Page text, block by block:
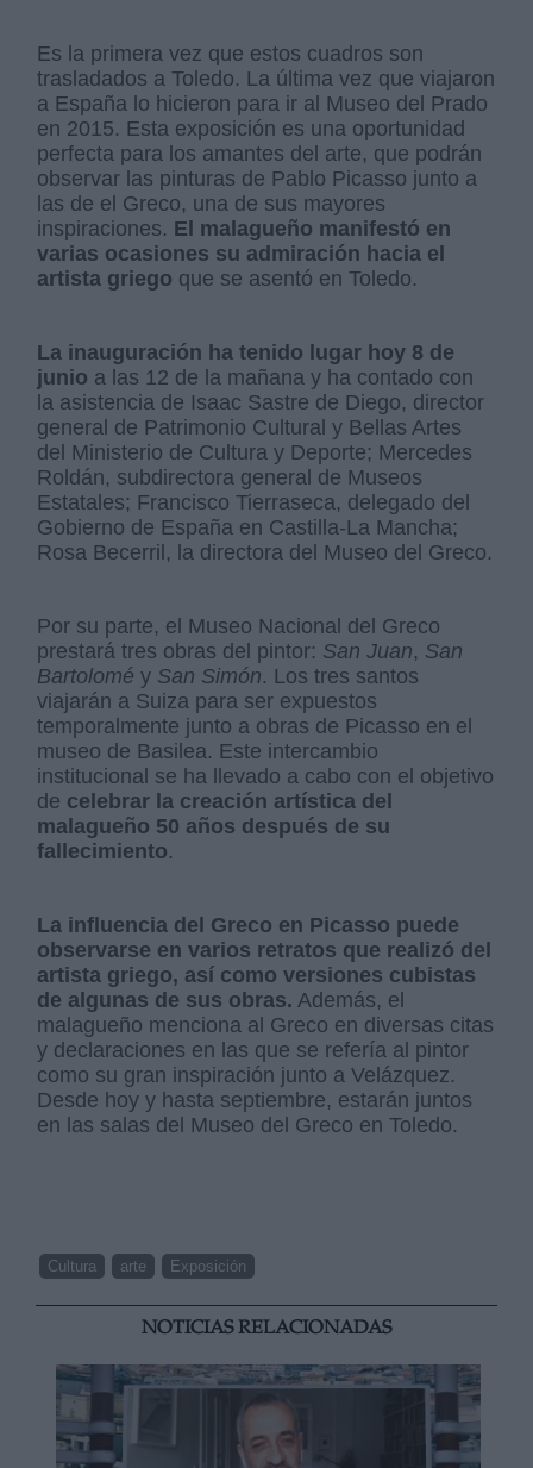
Es la primera vez que estos cuadros son
trasladados a Toledo. La última vez que viajaron
a España lo hicieron para ir al Museo del Prado
en 2015. Esta exposición es una oportunidad
perfecta para los amantes del arte, que podrán
observar las pinturas de Pablo Picasso junto a
las de el Greco, una de sus mayores
inspiraciones. El malagueño manifestó en
varias ocasiones su admiración hacia el
artista griego que se asentó en Toledo.
La inauguración ha tenido lugar hoy 8 de
junio a las 12 de la mañana y ha contado con
la asistencia de Isaac Sastre de Diego, director
general de Patrimonio Cultural y Bellas Artes
del Ministerio de Cultura y Deporte; Mercedes
Roldán, subdirectora general de Museos
Estatales; Francisco Tierraseca, delegado del
Gobierno de España en Castilla-La Mancha;
Rosa Becerril, la directora del Museo del Greco.
Por su parte, el Museo Nacional del Greco
prestará tres obras del pintor: San Juan, San
Bartolomé y San Simón. Los tres santos
viajarán a Suiza para ser expuestos
temporalmente junto a obras de Picasso en el
museo de Basilea. Este intercambio
institucional se ha llevado a cabo con el objetivo
de celebrar la creación artística del
malagueño 50 años después de su
fallecimiento.
La influencia del Greco en Picasso puede
observarse en varios retratos que realizó del
artista griego, así como versiones cubistas
de algunas de sus obras. Además, el
malagueño menciona al Greco en diversas citas
y declaraciones en las que se refería al pintor
como su gran inspiración junto a Velázquez.
Desde hoy y hasta septiembre, estarán juntos
en las salas del Museo del Greco en Toledo.
Cultura arte Exposición
NOTICIAS RELACIONADAS